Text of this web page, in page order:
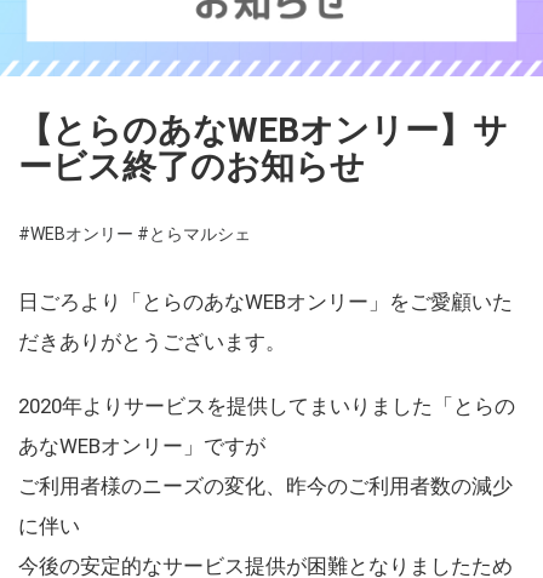
【とらのあなWEBオンリー】サ
ービス終了のお知らせ
#WEBオンリー #とらマルシェ
日ごろより「とらのあなWEBオンリー」をご愛顧いた
だきありがとうございます。
2020年よりサービスを提供してまいりました「とらの
あなWEBオンリー」ですが
ご利用者様のニーズの変化、昨今のご利用者数の減少
に伴い
今後の安定的なサービス提供が困難となりましたため